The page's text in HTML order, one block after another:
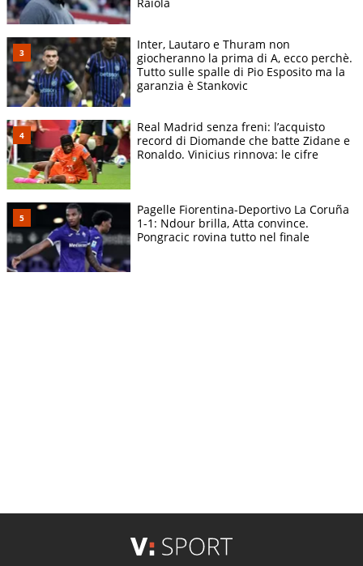
Inter, Lautaro e Thuram non
giocheranno la prima di A, ecco perchè.
Tutto sulle spalle di Pio Esposito ma la
garanzia è Stankovic
Real Madrid senza freni: l’acquisto
record di Diomande che batte Zidane e
Ronaldo. Vinicius rinnova: le cifre
Pagelle Fiorentina-Deportivo La Coruña
1-1: Ndour brilla, Atta convince.
Pongracic rovina tutto nel finale